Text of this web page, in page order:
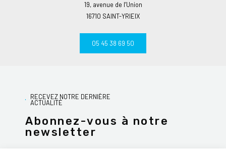
19, avenue de l’Union
16710 SAINT-YRIEIX
05 45 38 69 50
RECEVEZ NOTRE DERNIÈRE
ACTUALITÉ
Abonnez-vous à notre
newsletter